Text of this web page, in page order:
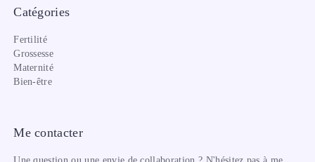
Catégories
Fertilité
Grossesse
Maternité
Bien-être
Me contacter